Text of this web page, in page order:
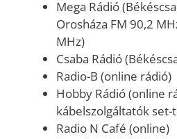
Mega Rádió
Orosháza FM 90,2
MHz)
Csaba Rádió
Radio-B (online rádió)
Hobby Rádió (online
kábelszolgáltatók set-
Radio N Café (online)